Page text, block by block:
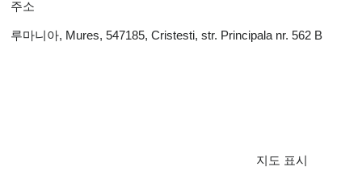
주소
루마니아, Mures, 547185, Cristesti, str. Principala nr. 562 B
지도 표시